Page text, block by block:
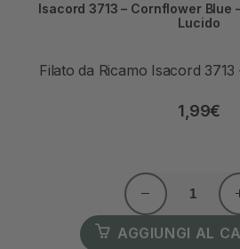
Isacord 3713 – Cornflower Blue
Lucido
Filato da Ricamo Isacord
1,99€
AGGIUNGI AL